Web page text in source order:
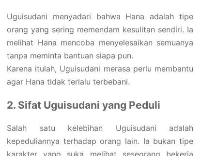
Uguisudani menyadari bahwa Hana adalah tipe
orang yang sering memendam kesulitan sendiri. Ia
melihat Hana mencoba menyelesaikan semuanya
tanpa meminta bantuan siapa pun.
Karena itulah, Uguisudani merasa perlu membantu
agar Hana tidak terlalu terbebani.
2. Sifat Uguisudani yang Peduli
Salah satu kelebihan Uguisudani adalah
kepeduliannya terhadap orang lain. Ia bukan tipe
karakter yang suka melihat seseorang bekerja